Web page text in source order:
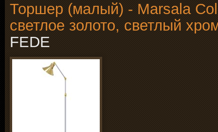
Торшер (малый) - Marsala
светлое золото, светлый
FEDE